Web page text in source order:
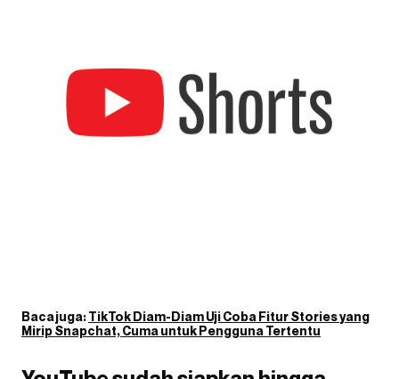
Baca juga:TikTok Diam-Diam Uji Coba Fitur Stories yang
Mirip Snapchat, Cuma untuk Pengguna Tertentu